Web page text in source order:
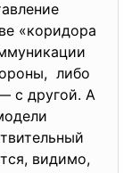
«коридора
либо
с другой. А
видимо,